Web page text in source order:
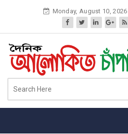
Monday, August 10, 2026